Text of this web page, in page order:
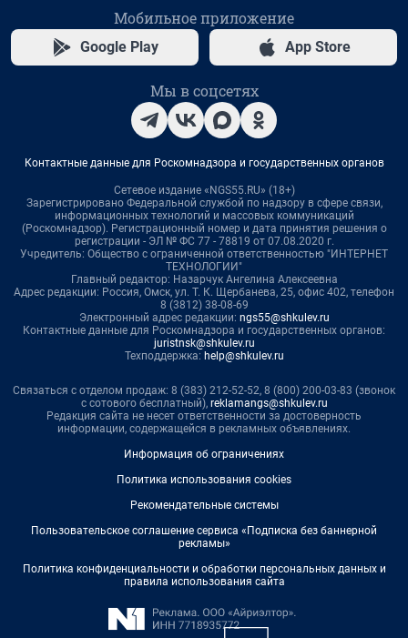
Мобильное приложение
Google Play App Store
Мы в соцсетях
Контактные данные для Роскомнадзора и государственных органов
Сетевое издание «NGS55.RU» (18+)
Зарегистрировано Федеральной службой по надзору в сфере связи,
информационных технологий и массовых коммуникаций
(Роскомнадзор). Регистрационный номер и дата принятия решения о
регистрации - ЭЛ № ФС 77 - 78819 от 07.08.2020 г.
Учредитель: Общество с ограниченной ответственностью "ИНТЕРНЕТ
ТЕХНОЛОГИИ"
Главный редактор: Назарчук Ангелина Алексеевна
Адрес редакции: Россия, Омск, ул. Т. К. Щербанева, 25, офис 402, телефон
8 (3812) 38-08-69
Электронный адрес редакции: ngs55@shkulev.ru
Контактные данные для Роскомнадзора и государственных органов:
juristnsk@shkulev.ru
Техподдержка: help@shkulev.ru
Связаться с отделом продаж: 8 (383) 212-52-52, 8 (800) 200-03-83 (звонок
с сотового бесплатный), reklamangs@shkulev.ru
Редакция сайта не несет ответственности за достоверность
информации, содержащейся в рекламных объявлениях.
Информация об ограничениях
Политика использования cookies
Рекомендательные системы
Пользовательское соглашение сервиса «Подписка без баннерной
рекламы»
Политика конфиденциальности и обработки персональных данных и
правила использования сайта